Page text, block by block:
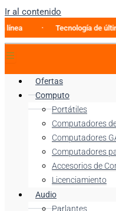
Ir al contenido
Tecnología de última
Ofertas
Computo
Portátiles
Computadores
Computadores
Computadores
Accesorios de
Licenciamiento
Audio
Parlantes